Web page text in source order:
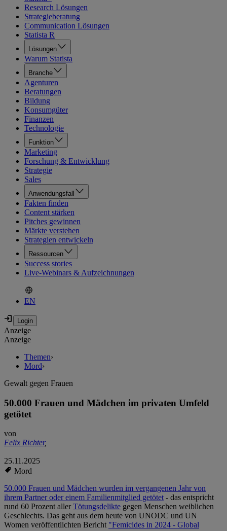
Research Lösungen
Strategieberatung
Communication Lösungen
Statista R
Lösungen
Warum Statista
Branche
Agenturen
Beratungen
Bildung
Konsumgüter
Finanzen
Technologie
Funktion
Marketing
Forschung & Entwicklung
Strategie
Sales
Anwendungsfall
Fakten finden
Content stärken
Pitches gewinnen
Märkte verstehen
Strategien entwickeln
Ressourcen
Success stories
Live-Webinars & Aufzeichnungen
EN
Anzeige
Anzeige
Themen›
Mord›
Gewalt gegen Frauen
50.000 Frauen und Mädchen im privaten Umfeld
getötet
von
Felix Richter,
25.11.2025
Mord
50.000 Frauen und Mädchen wurden im vergangenen Jahr von
ihrem Partner oder einem Familienmitglied getötet- das entspricht
rund 60 Prozent allerTötungsdelikte gegen Menschen weiblichen
Geschlechts. Das geht aus dem heute von UNODC und UN
Women veröffentlichten Bericht "Femicides in 2024 - Global